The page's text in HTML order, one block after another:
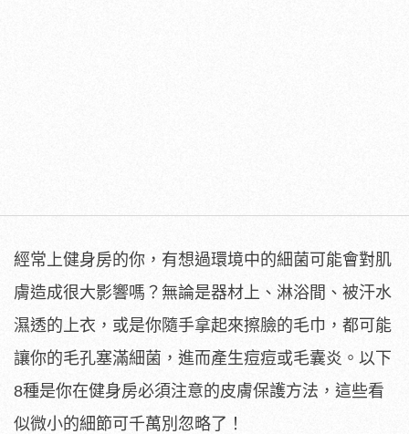
經常上健身房的你，有想過環境中的細菌可能會對肌
膚造成很大影響嗎？無論是器材上、淋浴間、被汗水
濕透的上衣，或是你隨手拿起來擦臉的毛巾，都可能
讓你的毛孔塞滿細菌，進而產生痘痘或毛囊炎。以下
8種是你在健身房必須注意的皮膚保護方法，這些看
似微小的細節可千萬別忽略了！